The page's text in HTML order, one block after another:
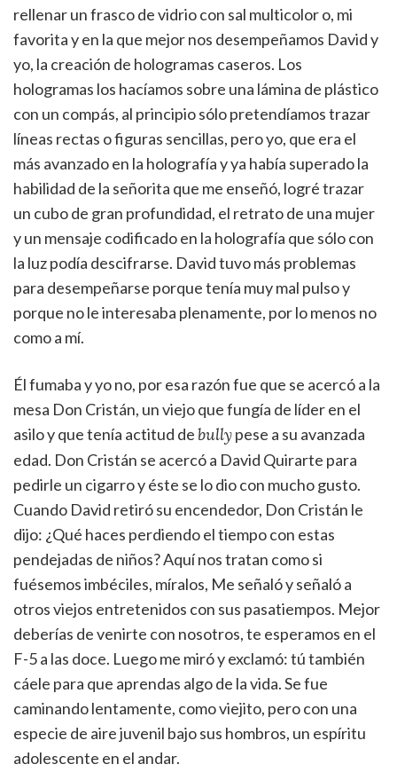
rellenar un frasco de vidrio con sal multicolor o, mi
favorita y en la que mejor nos desempeñamos David y
yo, la creación de hologramas caseros. Los
hologramas los hacíamos sobre una lámina de plástico
con un compás, al principio sólo pretendíamos trazar
líneas rectas o figuras sencillas, pero yo, que era el
más avanzado en la holografía y ya había superado la
habilidad de la señorita que me enseñó, logré trazar
un cubo de gran profundidad, el retrato de una mujer
y un mensaje codificado en la holografía que sólo con
la luz podía descifrarse. David tuvo más problemas
para desempeñarse porque tenía muy mal pulso y
porque no le interesaba plenamente, por lo menos no
como a mí.
Él fumaba y yo no, por esa razón fue que se acercó a la
mesa Don Cristán, un viejo que fungía de líder en el
asilo y que tenía actitud debullypese a su avanzada
edad. Don Cristán se acercó a David Quirarte para
pedirle un cigarro y éste se lo dio con mucho gusto.
Cuando David retiró su encendedor, Don Cristán le
dijo: ¿Qué haces perdiendo el tiempo con estas
pendejadas de niños? Aquí nos tratan como si
fuésemos imbéciles, míralos, Me señaló y señaló a
otros viejos entretenidos con sus pasatiempos. Mejor
deberías de venirte con nosotros, te esperamos en el
F-5 a las doce. Luego me miró y exclamó: tú también
cáele para que aprendas algo de la vida. Se fue
caminando lentamente, como viejito, pero con una
especie de aire juvenil bajo sus hombros, un espíritu
adolescente en el andar.